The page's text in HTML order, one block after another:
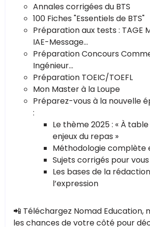
Annales corrigées du BTS
100 Fiches "Essentiels de BTS"
Préparation aux tests : TAGE
IAE-Message...
Préparation Concours
Ingénieur...
Préparation TOEIC/TOEFL
Mon Master à la Loupe
Préparez-vous à la nouvelle
:
Le thème 2025 : « À
enjeux du repas »
Méthodologie complète
Sujets corrigés pour
Les bases de la
l’expression
📲 Téléchargez Nomad Education,
les chances de votre côté pour